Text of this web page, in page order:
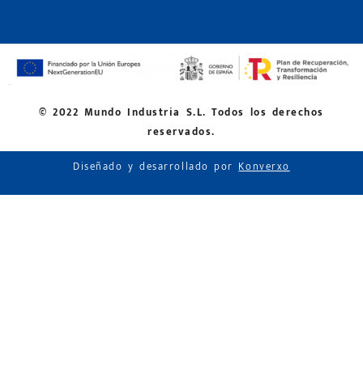
© 2022 Mundo Industria S.L. Todos los derechos
reservados.
Diseñado y desarrollado porKonverxo